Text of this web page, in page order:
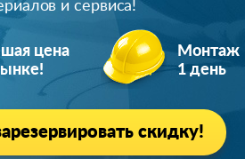
и сервиса!
цена
Монтаж
1 день
скидку!